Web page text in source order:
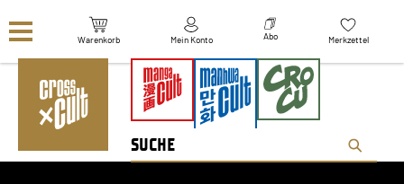
Warenkorb Mein Konto Abo Merkzettel